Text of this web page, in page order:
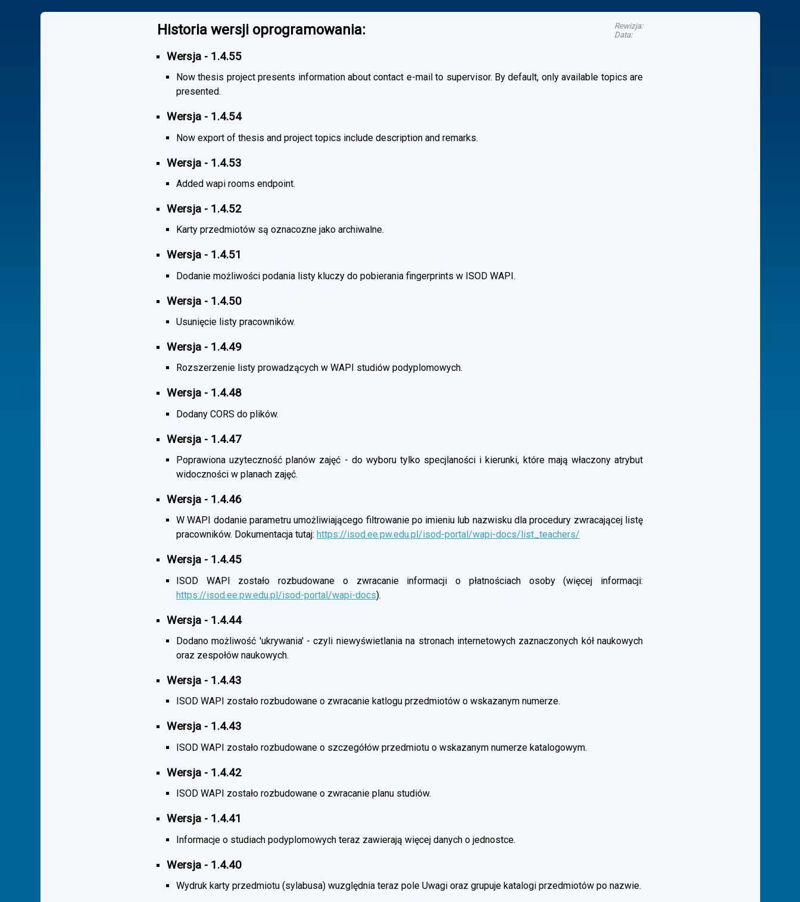
Historia wersji oprogramowania:
Rewizja:
Data:
Wersja - 1.4.55
Now thesis project presents information about contact e-mail to supervisor. By default, only available topics are
presented.
Wersja - 1.4.54
Now export of thesis and project topics include description and remarks.
Wersja - 1.4.53
Added wapi rooms endpoint.
Wersja - 1.4.52
Karty przedmiotów są oznacozne jako archiwalne.
Wersja - 1.4.51
Dodanie możliwości podania listy kluczy do pobierania fingerprints w ISOD WAPI.
Wersja - 1.4.50
Usunięcie listy pracowników.
Wersja - 1.4.49
Rozszerzenie listy prowadzących w WAPI studiów podyplomowych.
Wersja - 1.4.48
Dodany CORS do plików.
Wersja - 1.4.47
Poprawiona uzyteczność planów zajęć - do wyboru tylko specjlaności i kierunki, które mają właczony atrybut
widoczności w planach zajęć.
Wersja - 1.4.46
W WAPI dodanie parametru umożliwiającego filtrowanie po imieniu lub nazwisku dla procedury zwracającej listę
pracowników. Dokumentacja tutaj: https://isod.ee.pw.edu.pl/isod-portal/wapi-docs/list_teachers/
Wersja - 1.4.45
ISOD WAPI zostało rozbudowane o zwracanie informacji o płatnościach osoby (więcej informacji:
https://isod.ee.pw.edu.pl/isod-portal/wapi-docs).
Wersja - 1.4.44
Dodano możliwość 'ukrywania' - czyli niewyświetlania na stronach internetowych zaznaczonych kół naukowych
oraz zespołów naukowych.
Wersja - 1.4.43
ISOD WAPI zostało rozbudowane o zwracanie katlogu przedmiotów o wskazanym numerze.
Wersja - 1.4.43
ISOD WAPI zostało rozbudowane o szczegółów przedmiotu o wskazanym numerze katalogowym.
Wersja - 1.4.42
ISOD WAPI zostało rozbudowane o zwracanie planu studiów.
Wersja - 1.4.41
Informacje o studiach podyplomowych teraz zawierają więcej danych o jednostce.
Wersja - 1.4.40
Wydruk karty przedmiotu (sylabusa) wuzględnia teraz pole Uwagi oraz grupuje katalogi przedmiotów po nazwie.